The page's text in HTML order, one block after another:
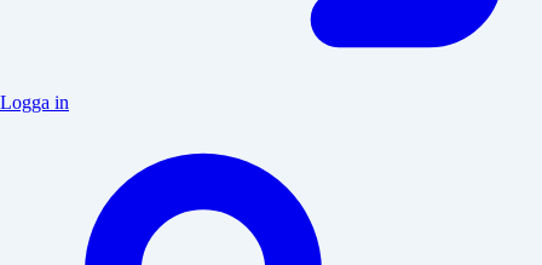
Logga in